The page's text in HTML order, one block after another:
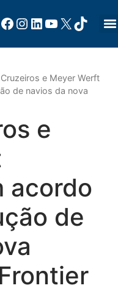
e Meyer Werft
de navios da nova
e
acordo
de